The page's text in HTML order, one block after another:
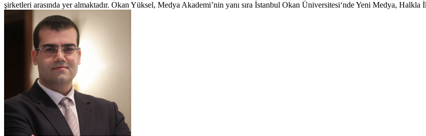
şirketleri arasında yer almaktadır. Okan Yüksel, Medya Akademi’nin yanı sıra İstanbul Okan Üniversitesi‘nde Yeni Medya,